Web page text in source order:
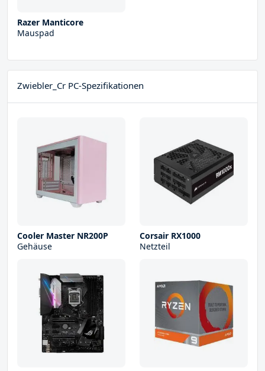
Razer Manticore
Mauspad
Zwiebler_Cr PC-Spezifikationen
Cooler Master NR200P
Gehäuse
Corsair RX1000
Netzteil